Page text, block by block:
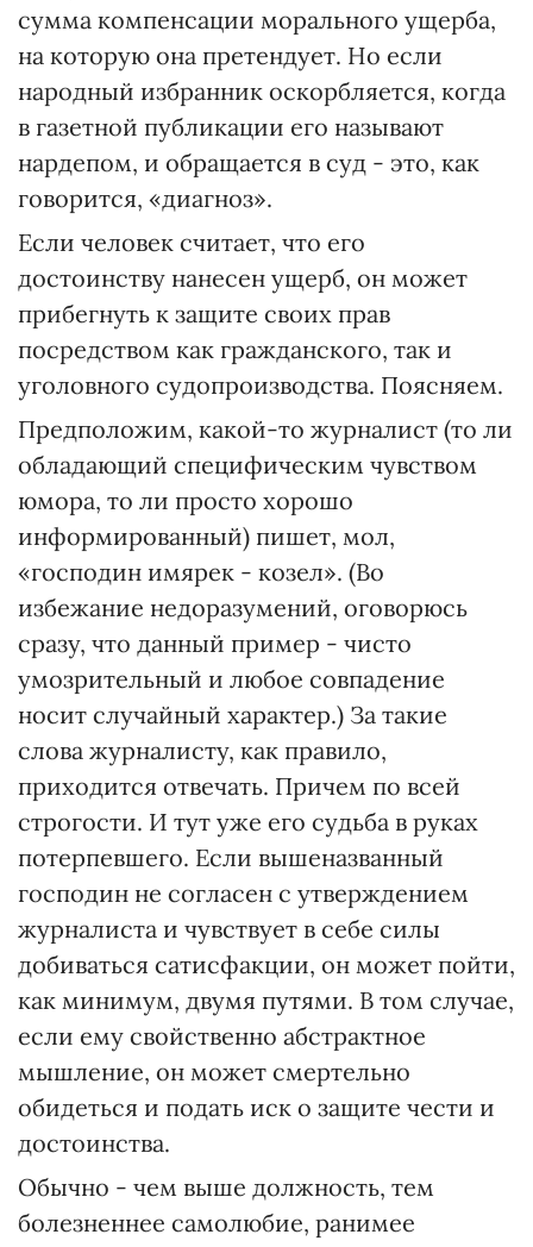
сумма компенсации морального ущерба,
на которую она претендует. Но если
народный избранник оскорбляется, когда
в газетной публикации его называют
нардепом, и обращается в суд - это, как
говорится, «диагноз».
Если человек считает, что его
достоинству нанесен ущерб, он может
прибегнуть к защите своих прав
посредством как гражданского, так и
уголовного судопроизводства. Поясняем.
Предположим, какой-то журналист (то ли
обладающий специфическим чувством
юмора, то ли просто хорошо
информированный) пишет, мол,
«господин имярек - козел». (Во
избежание недоразумений, оговорюсь
сразу, что данный пример - чисто
умозрительный и любое совпадение
носит случайный характер.) За такие
слова журналисту, как правило,
приходится отвечать. Причем по всей
строгости. И тут уже его судьба в руках
потерпевшего. Если вышеназванный
господин не согласен с утверждением
журналиста и чувствует в себе силы
добиваться сатисфакции, он может пойти,
как минимум, двумя путями. В том случае,
если ему свойственно абстрактное
мышление, он может смертельно
обидеться и подать иск о защите чести и
достоинства.
Обычно - чем выше должность, тем
болезненнее самолюбие, ранимее